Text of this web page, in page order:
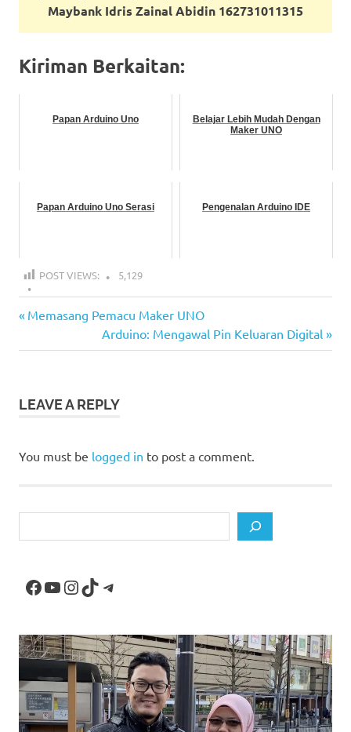
Maybank Idris Zainal Abidin 162731011315
Kiriman Berkaitan:
Papan Arduino Uno
Belajar Lebih Mudah Dengan
Maker UNO
Papan Arduino Uno Serasi Pengenalan Arduino IDE
POST VIEWS: 5,129
Arduino
Muat Naik
Projek
Post
navigation
Previous
Memasang Pemacu Maker UNO
Next
Post:
Arduino: Mengawal Pin Keluaran Digital
LEAVE A REPLY
You must be logged in to post a comment.
Facebook
YouTube
Instagram
TikTokTelegram